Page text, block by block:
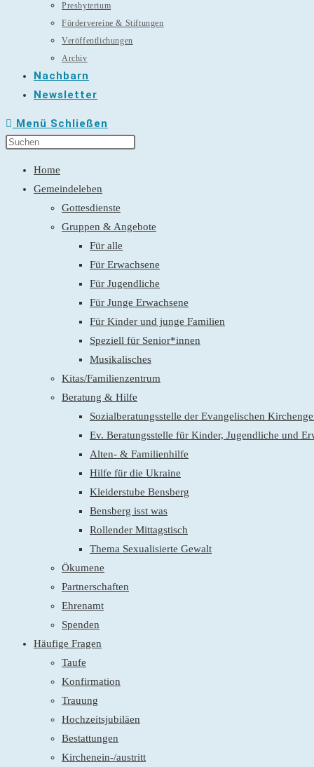
Presbyterium
Fördervereine & Stiftungen
Veröffentlichungen
Archiv
Nachbarn
Newsletter
Menü Schließen
Home
Gemeindeleben
Gottesdienste
Gruppen & Angebote
Für alle
Für Erwachsene
Für Jugendliche
Für Junge Erwachsene
Für Kinder und junge Familien
Speziell für Senior*innen
Musikalisches
Kitas/Familienzentrum
Beratung & Hilfe
Sozialberatungsstelle der Evangelischen
Ev. Beratungsstelle für Kinder, Jugendliche und
Alten- & Familienhilfe
Hilfe für die Ukraine
Kleiderstube Bensberg
Bensberg isst was
Rollender Mittagstisch
Thema Sexualisierte Gewalt
Ökumene
Partnerschaften
Ehrenamt
Spenden
Häufige Fragen
Taufe
Konfirmation
Trauung
Hochzeitsjubiläen
Bestattungen
Kirchenein-/austritt